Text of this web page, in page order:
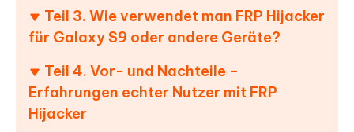
Teil 3. Wie verwendet man FRP Hijacker
für Galaxy S9 oder andere Geräte?
Teil 4. Vor- und Nachteile –
Erfahrungen echter Nutzer mit FRP
Hijacker